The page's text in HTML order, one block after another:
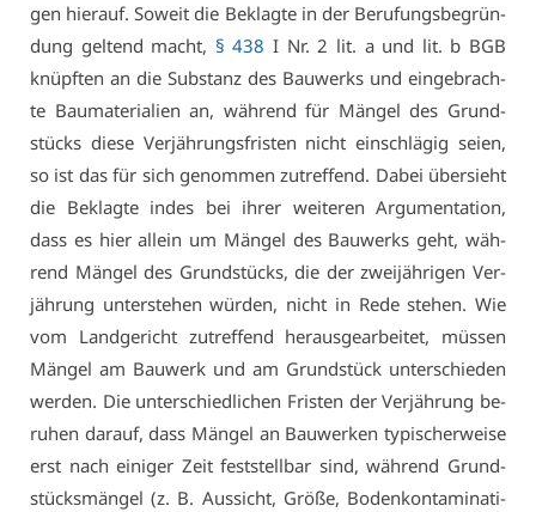
gen hier­auf. So­weit die Be­klag­te in der Be­ru­fungs­be­grün­
dung gel­tend macht, § 438 I Nr. 2 lit. a und lit. b BGB
knüpf­ten an die Sub­stanz des Bau­werks und ein­ge­brach­
te Bau­ma­te­ria­li­en an, wäh­rend für Män­gel des Grund­
stücks die­se Ver­jäh­rungs­fris­ten nicht ein­schlä­gig sei­en,
so ist das für sich ge­nom­men zu­tref­fend. Da­bei über­sieht
die Be­klag­te in­des bei ih­rer wei­te­ren Ar­gu­men­ta­ti­on,
dass es hier al­lein um Män­gel des Bau­werks geht, wäh­
rend Män­gel des Grund­stücks, die der zwei­jäh­ri­gen Ver­
jäh­rung un­ter­ste­hen wür­den, nicht in Re­de ste­hen. Wie
vom Land­ge­richt zu­tref­fend her­aus­ge­ar­bei­tet, müs­sen
Män­gel am Bau­werk und am Grund­stück un­ter­schie­den
wer­den. Die un­ter­schied­li­chen Fris­ten der Ver­jäh­rung be­
ru­hen dar­auf, dass Män­gel an Bau­wer­ken ty­pi­scher­wei­se
erst nach ei­ni­ger Zeit fest­stell­bar sind, wäh­rend Grund­
stücks­män­gel (z. B. Aus­sicht, Grö­ße, Bo­den­kon­ta­mi­na­ti­